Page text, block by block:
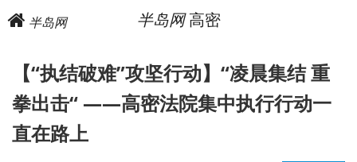
半岛网 半岛网高密
【“执结破难”攻坚行动】“凌晨集结 重
拳出击“ ——高密法院集中执行行动一
直在路上